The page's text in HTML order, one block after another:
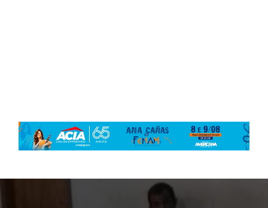
Morador prende ladrão